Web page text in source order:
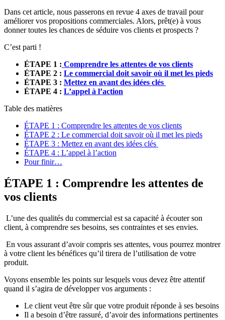
Dans cet article, nous passerons en revue 4 axes de travail pour
améliorer vos propositions commerciales. Alors, prêt(e) à vous
donner toutes les chances de séduire vos clients et prospects ?
C’est parti !
ÉTAPE 1 : Comprendre les attentes de vos clients
ÉTAPE 2 : Le commercial doit savoir où il met les pieds
ÉTAPE 3 : Mettez en avant des idées clés
ÉTAPE 4 : L’appel à l’action
Table des matières
ÉTAPE 1 : Comprendre les attentes de vos clients
ÉTAPE 2 : Le commercial doit savoir où il met les pieds
ÉTAPE 3 : Mettez en avant des idées clés
ÉTAPE 4 : L’appel à l’action
Pour finir…
ÉTAPE 1 : Comprendre les attentes de
vos clients
L’une des qualités du commercial est sa capacité à écouter son
client, à comprendre ses besoins, ses contraintes et ses envies.
En vous assurant d’avoir compris ses attentes, vous pourrez montrer
à votre client les bénéfices qu’il tirera de l’utilisation de votre
produit.
Voyons ensemble les points sur lesquels vous devez être attentif
quand il s’agira de développer vos arguments :
Le client veut être sûr que votre produit réponde à ses besoins
Il a besoin d’être rassuré, d’avoir des informations pertinentes